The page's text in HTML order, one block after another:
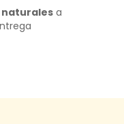
naturalesa